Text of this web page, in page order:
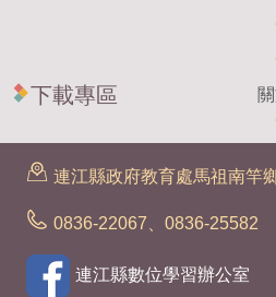
下載專區
連江縣政府教育處馬祖南竿
0836-22067、0836-25582
連江縣數位學習辦公室